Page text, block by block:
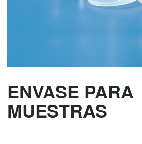
ENVASE PARA
MUESTRAS